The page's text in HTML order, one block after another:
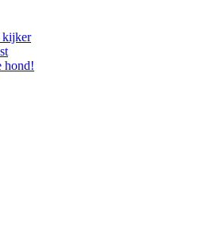
kijker
hond!